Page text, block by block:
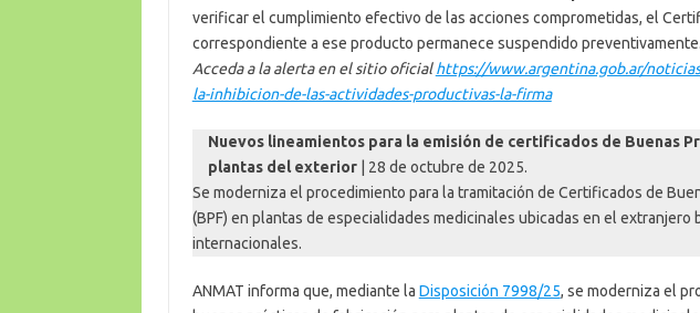
verificar el cumplimiento efectivo de las acciones comprometidas, el
correspondiente a ese producto permanece suspendido preventivamente.
Acceda a la alerta en el sitio oficialhttps://www.argentina.gob.ar/
la-inhibicion-de-las-actividades-productivas-la-firma
Nuevos lineamientos para la emisión de certificados de Buenas
plantas del exterior| 28 de octubre de 2025.
Se moderniza el procedimiento para la tramitación de Certificados de
(BPF) en plantas de especialidades medicinales ubicadas en el extranjero
internacionales.
ANMAT informa que, mediante la Disposición 7998/25, se moderniza el